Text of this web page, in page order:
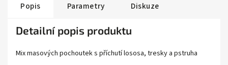
Popis Parametry Diskuze
Detailní popis produktu
Mix masových pochoutek s příchutí lososa, tresky a pstruha